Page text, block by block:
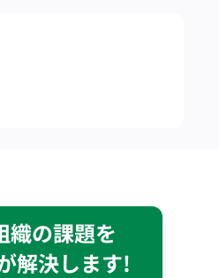
織の課題を
解決します!